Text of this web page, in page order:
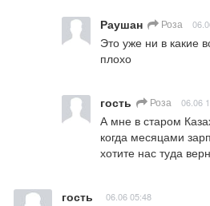
Раушан Роза
Это уже ни в какие
плохо
гость Роза 06.06
А мне в старом
когда месяцами
хотите нас туда
гость 06.06 05:48